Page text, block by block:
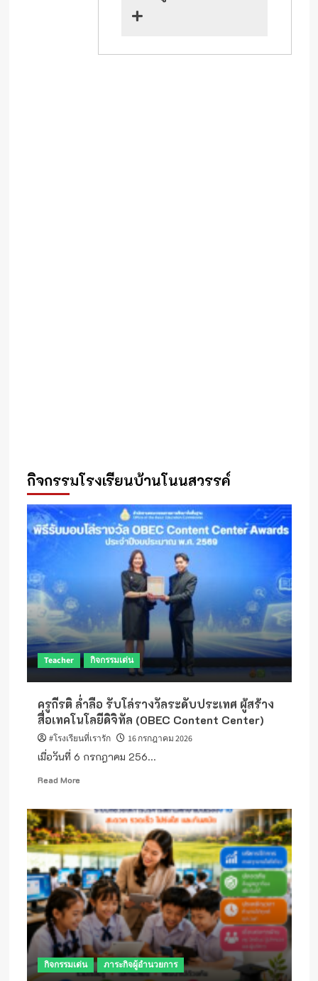
กิจกรรมโรงเรียนบ้านโนนสวรรค์
Teacher กิจกรรมเด่น
ครูกีรติ ล่ำลือ รับโล่รางวัลระดับประเทศ ผู้สร้าง
สื่อเทคโนโลยีดิจิทัล (OBEC Content Center)
#โรงเรียนที่เรารัก 16 กรกฎาคม 2026
เมื่อวันที่ 6 กรกฎาคม 256...
Read MoreRead
ครู
กีรติ
ล่ำ
ลือ
รับ
โล่
รางวัล
ระดับ
ประเทศ
ผู้
สร้าง
สื่อ
กิจกรรมเด่น ภาระกิจผู้อำนวยการ